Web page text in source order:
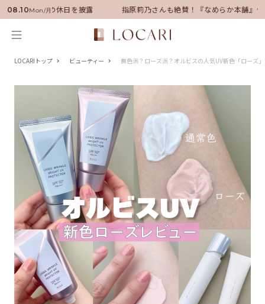
08.10Mon/月
いい男の休日を披露 指原莉乃さんも絶賛！『なめらか本舗』保湿
LOCARIトップ ビューティー 無色派？ローズ派？オルビスの人気UV新色「ローズ